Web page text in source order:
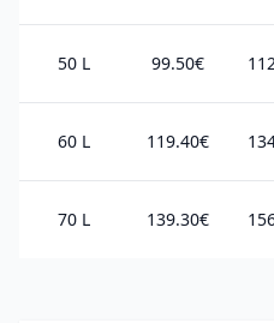
50 L 99.50€
60 L 119.40€
70 L 139.30€